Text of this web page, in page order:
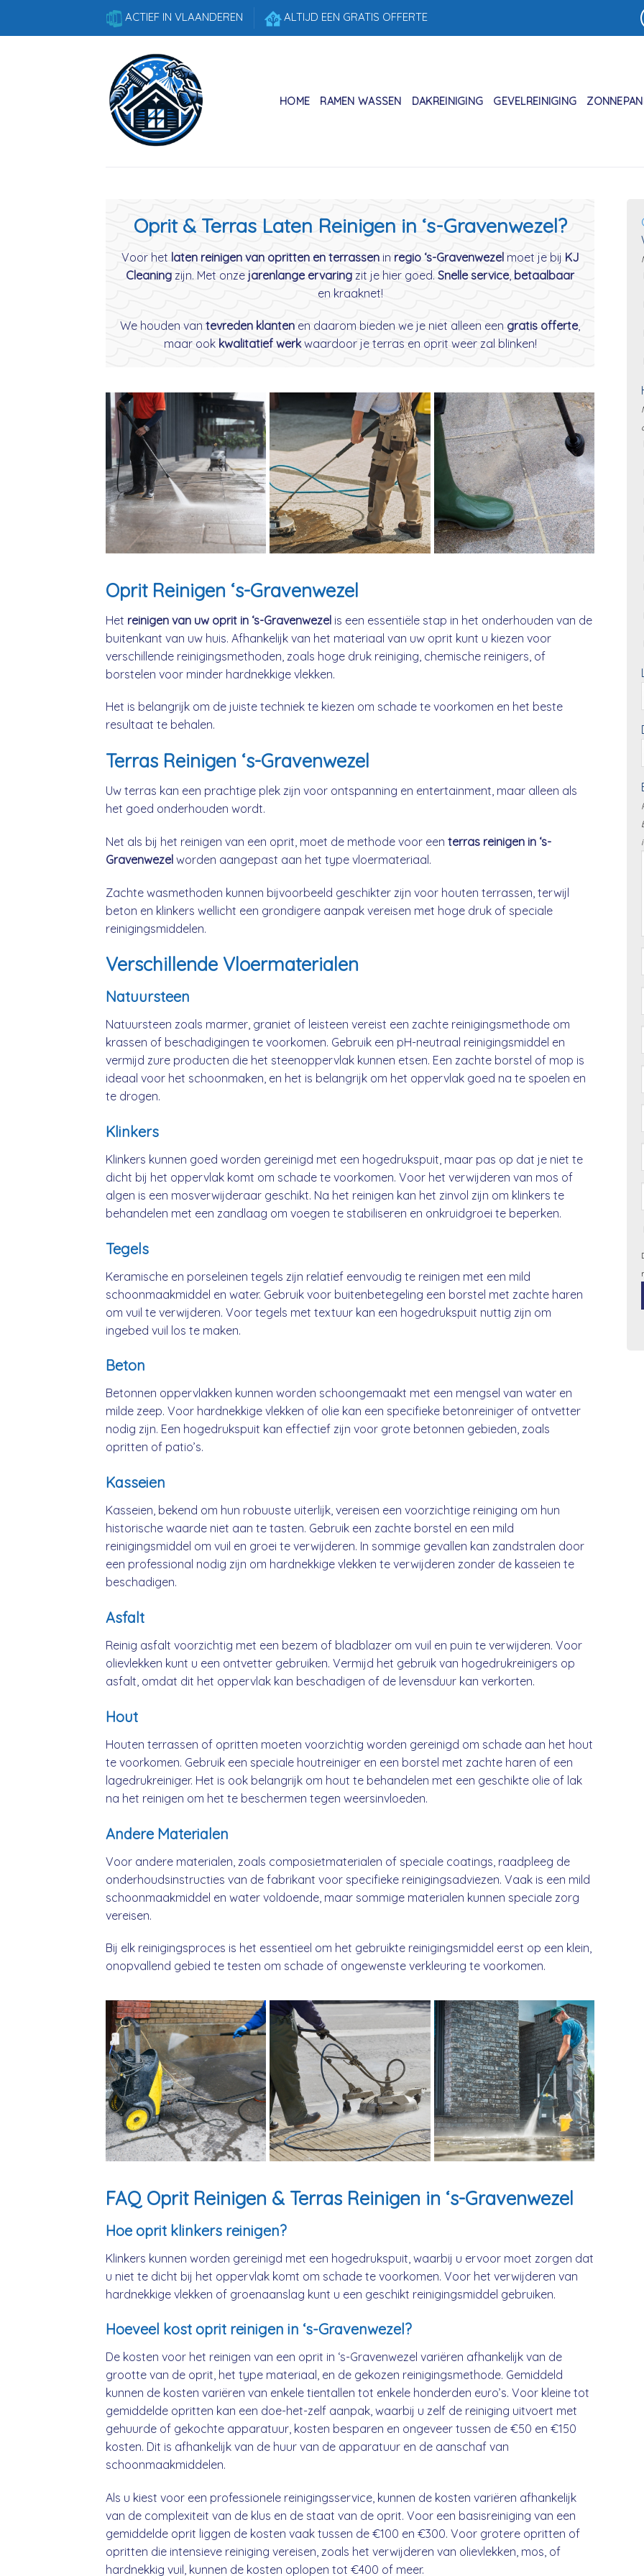
ACTIEF IN VLAANDEREN ALTIJD EEN GRATIS OFFERTE
HOME RAMEN WASSEN DAKREINIGING GEVELREINIGING
Oprit & Terras Laten Reinigen in ‘s-Gravenwezel?
Voor het laten reinigen van opritten en terrassenin regio ‘s-Gravenwezelmoet je bij KJ
Cleaning zijn. Met onze jarenlange ervaring zit je hier goed. Snelle service, betaalbaar
en kraaknet!
We houden van tevreden klanten en daarom bieden we je niet alleen een gratis offerte,
maar ook kwalitatief werkwaardoor je terras en oprit weer zal blinken!
Oprit Reinigen ‘s-Gravenwezel
Het reinigen van uw oprit in ‘s-Gravenwezel is een essentiële stap in het onderhouden van de
buitenkant van uw huis. Afhankelijk van het materiaal van uw oprit kunt u kiezen voor
verschillende reinigingsmethoden, zoals hoge druk reiniging, chemische reinigers, of
borstelen voor minder hardnekkige vlekken.
Het is belangrijk om de juiste techniek te kiezen om schade te voorkomen en het beste
resultaat te behalen.
Terras Reinigen ‘s-Gravenwezel
Uw terras kan een prachtige plek zijn voor ontspanning en entertainment, maar alleen als
het goed onderhouden wordt.
Net als bij het reinigen van een oprit, moet de methode voor een terras reinigen in ‘s-
Gravenwezel worden aangepast aan het type vloermateriaal.
Zachte wasmethoden kunnen bijvoorbeeld geschikter zijn voor houten terrassen, terwijl
beton en klinkers wellicht een grondigere aanpak vereisen met hoge druk of speciale
reinigingsmiddelen.
Verschillende Vloermaterialen
Natuursteen
Natuursteen zoals marmer, graniet of leisteen vereist een zachte reinigingsmethode om
krassen of beschadigingen te voorkomen. Gebruik een pH-neutraal reinigingsmiddel en
vermijd zure producten die het steenoppervlak kunnen etsen. Een zachte borstel of mop is
ideaal voor het schoonmaken, en het is belangrijk om het oppervlak goed na te spoelen en
te drogen.
Klinkers
Klinkers kunnen goed worden gereinigd met een hogedrukspuit, maar pas op dat je niet te
dicht bij het oppervlak komt om schade te voorkomen. Voor het verwijderen van mos of
algen is een mosverwijderaar geschikt. Na het reinigen kan het zinvol zijn om klinkers te
behandelen met een zandlaag om voegen te stabiliseren en onkruidgroei te beperken.
Tegels
Keramische en porseleinen tegels zijn relatief eenvoudig te reinigen met een mild
schoonmaakmiddel en water. Gebruik voor buitenbetegeling een borstel met zachte haren
om vuil te verwijderen. Voor tegels met textuur kan een hogedrukspuit nuttig zijn om
ingebed vuil los te maken.
Beton
Betonnen oppervlakken kunnen worden schoongemaakt met een mengsel van water en
milde zeep. Voor hardnekkige vlekken of olie kan een specifieke betonreiniger of ontvetter
nodig zijn. Een hogedrukspuit kan effectief zijn voor grote betonnen gebieden, zoals
opritten of patio’s.
Kasseien
Kasseien, bekend om hun robuuste uiterlijk, vereisen een voorzichtige reiniging om hun
historische waarde niet aan te tasten. Gebruik een zachte borstel en een mild
reinigingsmiddel om vuil en groei te verwijderen. In sommige gevallen kan zandstralen door
een professional nodig zijn om hardnekkige vlekken te verwijderen zonder de kasseien te
beschadigen.
Asfalt
Reinig asfalt voorzichtig met een bezem of bladblazer om vuil en puin te verwijderen. Voor
olievlekken kunt u een ontvetter gebruiken. Vermijd het gebruik van hogedrukreinigers op
asfalt, omdat dit het oppervlak kan beschadigen of de levensduur kan verkorten.
Hout
Houten terrassen of opritten moeten voorzichtig worden gereinigd om schade aan het hout
te voorkomen. Gebruik een speciale houtreiniger en een borstel met zachte haren of een
lagedrukreiniger. Het is ook belangrijk om hout te behandelen met een geschikte olie of lak
na het reinigen om het te beschermen tegen weersinvloeden.
Andere Materialen
Voor andere materialen, zoals composietmaterialen of speciale coatings, raadpleeg de
onderhoudsinstructies van de fabrikant voor specifieke reinigingsadviezen. Vaak is een mild
schoonmaakmiddel en water voldoende, maar sommige materialen kunnen speciale zorg
vereisen.
Bij elk reinigingsproces is het essentieel om het gebruikte reinigingsmiddel eerst op een klein,
onopvallend gebied te testen om schade of ongewenste verkleuring te voorkomen.
FAQ Oprit Reinigen & Terras Reinigen in ‘s-Gravenwezel
Hoe oprit klinkers reinigen?
Klinkers kunnen worden gereinigd met een hogedrukspuit, waarbij u ervoor moet zorgen dat
u niet te dicht bij het oppervlak komt om schade te voorkomen. Voor het verwijderen van
hardnekkige vlekken of groenaanslag kunt u een geschikt reinigingsmiddel gebruiken.
Hoeveel kost oprit reinigen in ‘s-Gravenwezel?
De kosten voor het reinigen van een oprit in ‘s-Gravenwezel variëren afhankelijk van de
grootte van de oprit, het type materiaal, en de gekozen reinigingsmethode. Gemiddeld
kunnen de kosten variëren van enkele tientallen tot enkele honderden euro’s. Voor kleine tot
gemiddelde opritten kan een doe-het-zelf aanpak, waarbij u zelf de reiniging uitvoert met
gehuurde of gekochte apparatuur, kosten besparen en ongeveer tussen de €50 en €150
kosten. Dit is afhankelijk van de huur van de apparatuur en de aanschaf van
schoonmaakmiddelen.
Als u kiest voor een professionele reinigingsservice, kunnen de kosten variëren afhankelijk
van de complexiteit van de klus en de staat van de oprit. Voor een basisreiniging van een
gemiddelde oprit liggen de kosten vaak tussen de €100 en €300. Voor grotere opritten of
opritten die intensieve reiniging vereisen, zoals het verwijderen van olievlekken, mos, of
hardnekkig vuil, kunnen de kosten oplopen tot €400 of meer.